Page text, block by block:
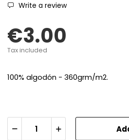
Write a review
€3.00
Tax included
100% algodón - 360grm/m2.